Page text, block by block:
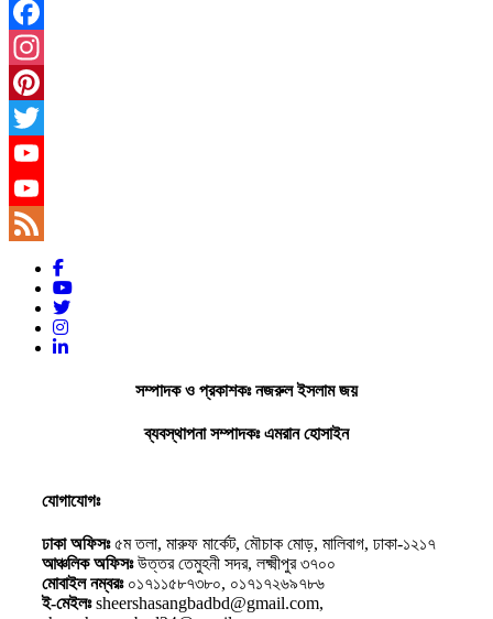
Facebook
Instagram
Pinterest
Twitter
YouTube
YouTube
Channel
সম্পাদক ও প্রকাশকঃ নজরুল ইসলাম জয়
ব্যবস্থাপনা সম্পাদকঃ এমরান হোসাইন
যোগাযোগঃ
ঢাকা অফিসঃ৫ম তলা, মারুফ মার্কেট, মৌচাক মোড়, মালিবাগ, ঢাকা-১২১৭
আঞ্চলিক অফিসঃউত্তর তেমুহনী সদর, লক্ষ্মীপুর ৩৭০০
মোবাইল নম্বরঃ০১৭১১৫৮৭৩৮০, ০১৭১৭২৬৯৭৮৬
ই-মেইলঃsheershasangbadbd@gmail.com,